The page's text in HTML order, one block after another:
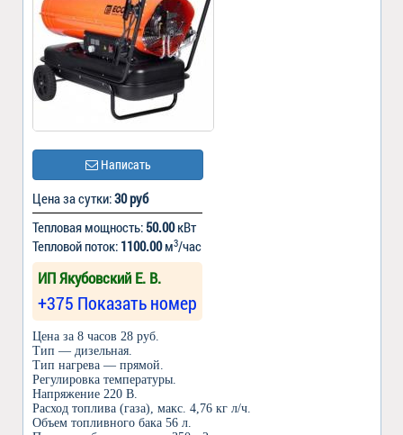
Написать
Цена за сутки:30 руб
Тепловая мощность: 50.00кВт
Тепловой поток: 1100.00м3/час
ИП Якубовский Е. В.
+375 Показать номер
Цена за 8 часов 28 руб.
Тип — дизельная.
Тип нагрева — прямой.
Регулировка температуры.
Напряжение 220 В.
Расход топлива (газа), макс. 4,76 кг л/ч.
Объем топливного бака 56 л.